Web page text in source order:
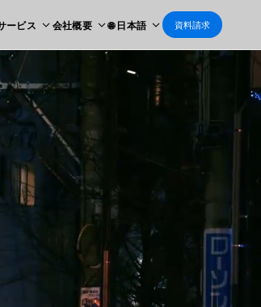
ービス 会社概要 🌐 日本語 資料請求